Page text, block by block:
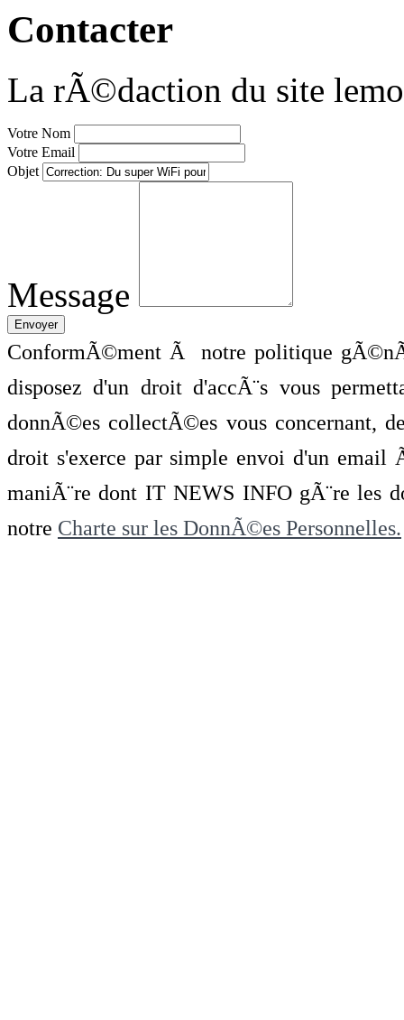
Contacter
La rÃ©daction du site
Votre Nom
Votre Email
Objet
Message
ConformÃ©ment Ã notre politique
disposez d'un droit d'accÃ¨s vous
donnÃ©es collectÃ©es vous concernant,
droit s'exerce par simple envoi d'un
maniÃ¨re dont IT NEWS INFO gÃ¨re les
notre Charte sur les DonnÃ©es Personnelles.